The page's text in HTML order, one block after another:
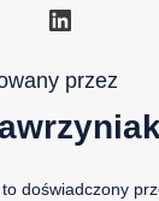
LinkedIn
przez
doświadczony